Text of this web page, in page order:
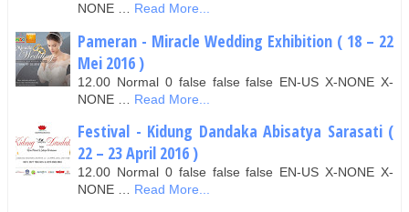
NONE …
Read More...
Pameran - Miracle Wedding Exhibition ( 18 – 22
Mei 2016 )
12.00 Normal 0 false false false EN-US X-NONE X-
NONE …
Read More...
Festival - Kidung Dandaka Abisatya Sarasati (
22 – 23 April 2016 )
12.00 Normal 0 false false false EN-US X-NONE X-
NONE …
Read More...